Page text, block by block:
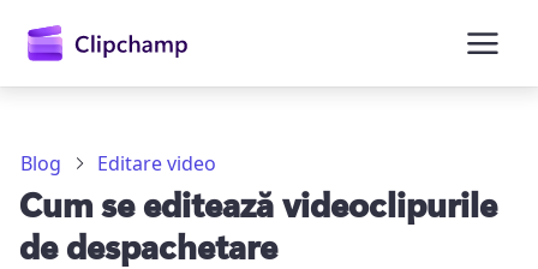
principal
Blog Editare video
Cum se editează videoclipurile
de despachetare